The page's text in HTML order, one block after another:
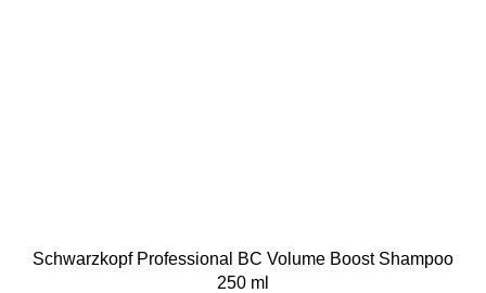
Schwarzkopf Professional BC Volume Boost Shampoo
250 ml